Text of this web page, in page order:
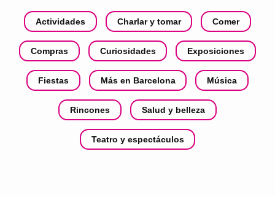
Actividades Charlar y tomar Comer
Compras Curiosidades Exposiciones
Fiestas Más en Barcelona Música
Rincones Salud y belleza
Teatro y espectáculos